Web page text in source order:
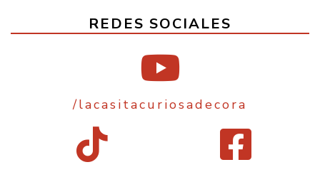
REDES SOCIALES
/lacasitacuriosadecora